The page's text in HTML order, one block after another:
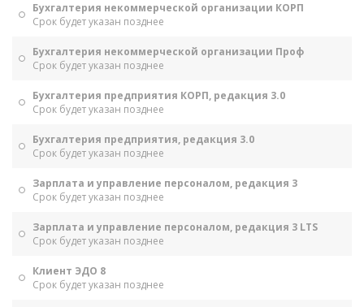
Бухгалтерия некоммерческой организации КОРП
Срок будет указан позднее
Бухгалтерия некоммерческой организации Проф
Срок будет указан позднее
Бухгалтерия предприятия КОРП, редакция 3.0
Срок будет указан позднее
Бухгалтерия предприятия, редакция 3.0
Срок будет указан позднее
Зарплата и управление персоналом, редакция 3
Срок будет указан позднее
Зарплата и управление персоналом, редакция 3 LTS
Срок будет указан позднее
Клиент ЭДО 8
Срок будет указан позднее